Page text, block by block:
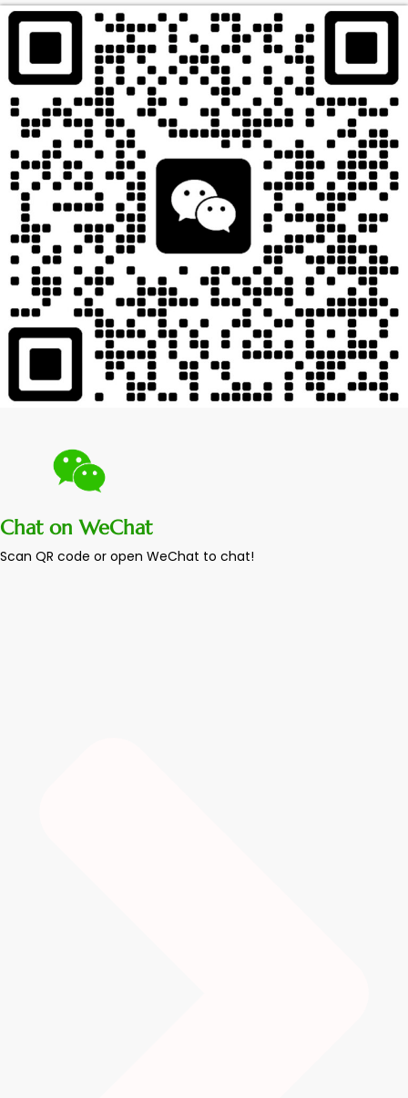
Chat on WeChat
Scan QR code or open WeChat to chat!